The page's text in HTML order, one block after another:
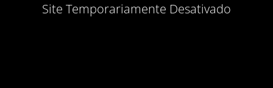
Site Temporariamente Desativado